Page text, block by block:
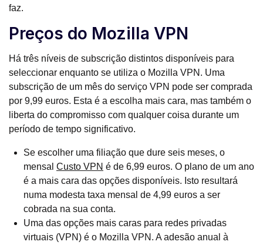
faz.
Preços do Mozilla VPN
Há três níveis de subscrição distintos disponíveis para
seleccionar enquanto se utiliza o Mozilla VPN. Uma
subscrição de um mês do serviço VPN pode ser comprada
por 9,99 euros. Esta é a escolha mais cara, mas também o
liberta do compromisso com qualquer coisa durante um
período de tempo significativo.
Se escolher uma filiação que dure seis meses, o
mensal Custo VPN é de 6,99 euros. O plano de um ano
é a mais cara das opções disponíveis. Isto resultará
numa modesta taxa mensal de 4,99 euros a ser
cobrada na sua conta.
Uma das opções mais caras para redes privadas
virtuais (VPN) é o Mozilla VPN. A adesão anual à